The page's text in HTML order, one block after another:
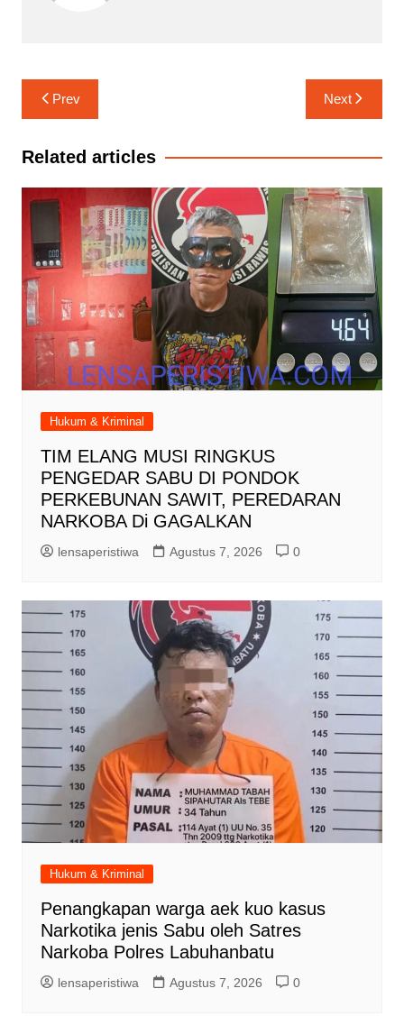
Navigasi
pos
Prev Next
Related articles
Hukum & Kriminal
TIM ELANG MUSI RINGKUS
PENGEDAR SABU DI PONDOK
PERKEBUNAN SAWIT, PEREDARAN
NARKOBA Di GAGALKAN
lensaperistiwa Agustus 7, 2026 0
Hukum & Kriminal
Penangkapan warga aek kuo kasus
Narkotika jenis Sabu oleh Satres
Narkoba Polres Labuhanbatu
lensaperistiwa Agustus 7, 2026 0